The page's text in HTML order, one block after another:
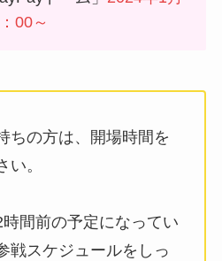
00～
ちの方は、開場時間を
い。
間前の予定になってい
戦スケジュールをしっ